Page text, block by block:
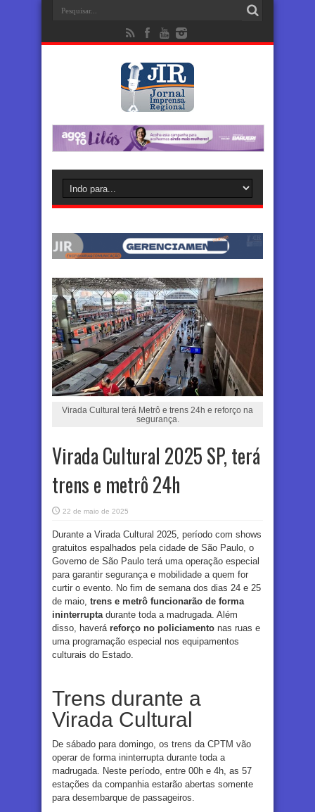
Virada Cultural terá Metrô e trens 24h e reforço na
segurança.
Virada Cultural 2025 SP, terá
trens e metrô 24h
22 de maio de 2025
Durante a Virada Cultural 2025, período com shows
gratuitos espalhados pela cidade de São Paulo, o
Governo de São Paulo terá uma operação especial
para garantir segurança e mobilidade a quem for
curtir o evento. No fim de semana dos dias 24 e 25
de maio, trens e metrô funcionarão de forma
ininterruptadurante toda a madrugada. Além
disso, haverá reforço no policiamento nas ruas e
uma programação especial nos equipamentos
culturais do Estado.
Trens durante a
Virada Cultural
De sábado para domingo, os trens da CPTM vão
operar de forma ininterrupta durante toda a
madrugada. Neste período, entre 00h e 4h, as 57
estações da companhia estarão abertas somente
para desembarque de passageiros.